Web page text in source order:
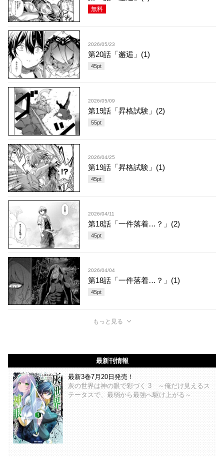
無料
2026/05/23
第20話「邂逅」(1)
45pt
2026/05/09
第19話「昇格試験」(2)
55pt
2026/04/25
第19話「昇格試験」(1)
45pt
2026/04/11
第18話「一件落着…？」(2)
45pt
2026/04/04
第18話「一件落着…？」(1)
45pt
もっと見る
最新刊情報
最新3巻7月20日発売！
灰の世界は神の眼で彩づく 3 ～俺だけ見えるス
テータスで、最弱から最強へ駆け上がる～